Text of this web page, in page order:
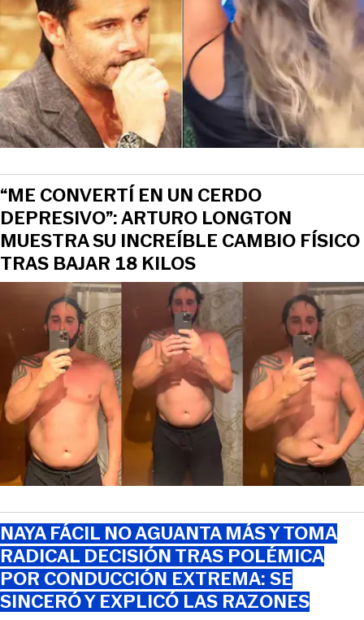
“ME CONVERTÍ EN UN CERDO
DEPRESIVO”: ARTURO LONGTON
MUESTRA SU INCREÍBLE CAMBIO FÍSICO
TRAS BAJAR 18 KILOS
NAYA FÁCIL NO AGUANTA MÁS Y TOMA
RADICAL DECISIÓN TRAS POLÉMICA
POR CONDUCCIÓN EXTREMA: SE
SINCERÓ Y EXPLICÓ LAS RAZONES